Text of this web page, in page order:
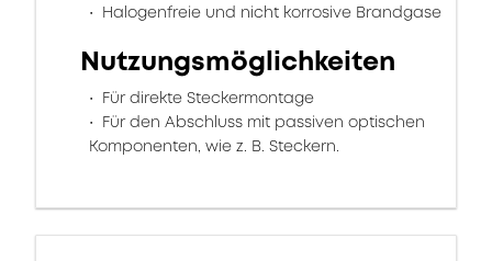
Halogenfreie und nicht korrosive Brandgase
Nutzungsmöglichkeiten
Für direkte Steckermontage
Für den Abschluss mit passiven optischen
Komponenten, wie z. B. Steckern.